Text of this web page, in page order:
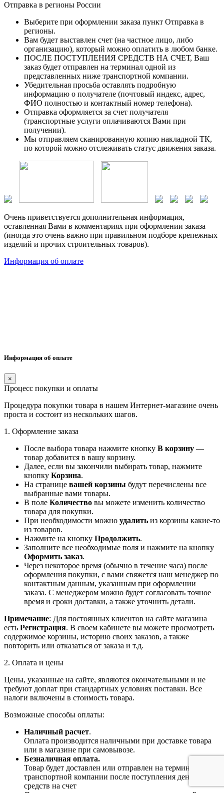
Отправка в регионы России
Выберите при оформлении заказа пункт Отправка в
регионы.
Вам будет выставлен счет (на частное лицо, либо
организацию), который можно оплатить в любом банке.
ПОСЛЕ ПОСТУПЛЕНИЯ СРЕДСТВ НА СЧЕТ, Ваш
заказ будет отправлен на терминал одной из
представленных ниже транспортной компании.
Убедительная просьба оставлять подробную
информацию о получателе (почтовый индекс, адрес,
ФИО полностью и контактный номер телефона).
Отправка оформляется за счет получателя
(транспортные услуги оплачиваются Вами при
получении).
Мы отправляем сканированную копию накладной ТК,
по которой можно отслеживать статус движения заказа.
Очень приветствуется дополнительная информация,
оставленная Вами в комментариях при оформлении заказа
(иногда это очень важно при правильном подборе крепежных
изделий и прочих строительных товаров).
Информация об оплате
Информация об оплате
×
Процесс покупки и оплаты
Процедура покупки товара в нашем Интернет-магазине очень
проста и состоит из нескольких шагов.
1. Оформление заказа
После выбора товара нажмите кнопку В корзину —
товар добавится в вашу корзину.
Далее, если вы закончили выбирать товар, нажмите
кнопку Корзина.
На странице вашей корзины будут перечислены все
выбранные вами товары.
В поле Количество вы можете изменить количество
товара для покупки.
При необходимости можно удалить из корзины какие-то
из товаров.
Нажмите на кнопку Продолжить.
Заполните все необходимые поля и нажмите на кнопку
Оформить заказ.
Через некоторое время (обычно в течение часа) после
оформления покупки, с вами свяжется наш менеджер по
контактным данным, указанным при оформлении
заказа. С менеджером можно будет согласовать точное
время и сроки доставки, а также уточнить детали.
Примечание: Для постоянных клиентов на сайте магазина
есть Регистрация. В своем кабинете вы можете просмотреть
содержимое корзины, историю своих заказов, а также
повторить или отказаться от заказа и т.д.
2. Оплата и цены
Цены, указанные на сайте, являются окончательными и не
требуют доплат при стандартных условиях поставки. Все
налоги включены в стоимость товара.
Возможные способы оплаты:
Наличный расчет.
Оплата производится наличными при доставке товара
или в магазине при самовывозе.
Безналичная оплата.
Товар будет доставлен или отправлен на терминал
транспортной компании после поступления денежных
средств на счет